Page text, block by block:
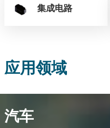
集成电路
应用领域
汽车